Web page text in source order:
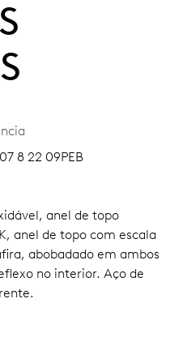
8 22 09PEB
anel de topo
anel de topo com escala
abobadado em ambos
no interior. Aço de